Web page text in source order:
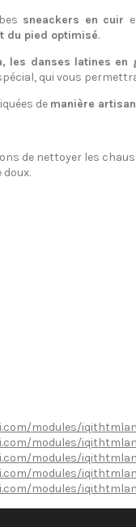
sneackers en cuir
du pied optimisé.
les danses latines en
qui vous
de manière
de nettoyer les